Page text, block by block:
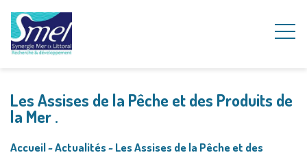
Les Assises de la Pêche et des Produits de
la Mer .
Accueil~Actualités~Les Assises de la Pêche et des